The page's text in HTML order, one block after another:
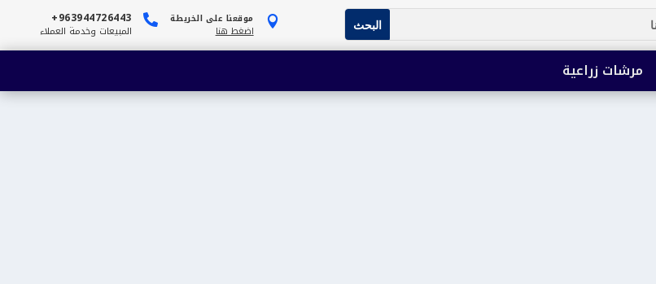
 موقعنا على الخريطة
اضغط هنا

963944726443+
المبيعات وخدمة العملاء
مرشات زراعية